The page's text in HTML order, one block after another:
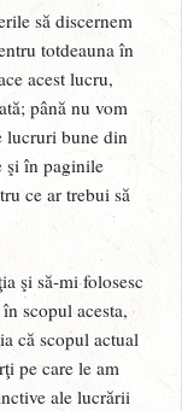
să discernem
totdeauna în
acest lucru,
până nu vom
lucruri bune din
şi în paginile
ce ar trebui să
şi să-mi folosesc
scopul acesta,
că scopul actual
pe care le am
ale lucrării